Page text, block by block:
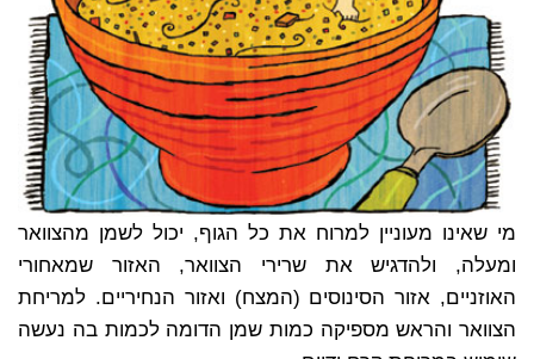
מי שאינו מעוניין למרוח את כל הגוף, יכול לשמן מהצוואר
ומעלה, ולהדגיש את שרירי הצוואר, האזור שמאחורי
האוזניים, אזור הסינוסים (המצח) ואזור הנחיריים. למריחת
הצוואר והראש מספיקה כמות שמן הדומה לכמות בה נעשה